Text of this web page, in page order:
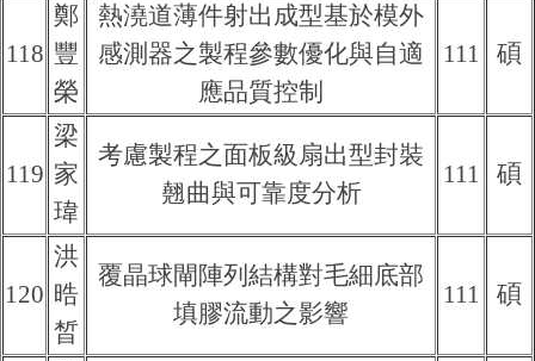
118
鄭
豐
榮
熱澆道薄件射出成型基於模外
感測器之製程參數優化與自適
應品質控制
111 碩
119
梁
家
瑋
考慮製程之面板級扇出型封裝
翹曲與可靠度分析
111 碩
120
洪
晧
晳
覆晶球閘陣列結構對毛細底部
填膠流動之影響
111 碩